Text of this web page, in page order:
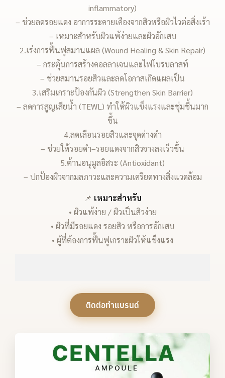
inflammatory)
– ช่วยลดรอยแดง อาการระคายเคืองจากสิวหรือผิวไวต่อสิ่งเร้า
– เหมาะสำหรับผิวแพ้ง่ายและผิวอักเสบ
2.เร่งการฟื้นฟูสมานแผล (Wound Healing & Skin Repair)
– กระตุ้นการสร้างคอลลาเจนและไฟโบรบลาสท์
– ช่วยสมานรอยสิวและลดโอกาสเกิดแผลเป็น
3.เสริมเกราะป้องกันผิว (Strengthen Skin Barrier)
– ลดการสูญเสียน้ำ (TEWL) ทำให้ผิวแข็งแรงและชุ่มชื้นมาก
ขึ้น
4.ลดเลือนรอยสิวและจุดด่างดำ
– ช่วยให้รอยดำ–รอยแดงจากสิวจางลงเร็วขึ้น
5.ต้านอนุมูลอิสระ (Antioxidant)
– ปกป้องผิวจากมลภาวะและความเครียดทางสิ่งแวดล้อม
📌 เหมาะสำหรับ
• ผิวแพ้ง่าย / ผิวเป็นสิวง่าย
• ผิวที่มีรอยแดง รอยสิว หรือการอักเสบ
• ผู้ที่ต้องการฟื้นฟูเกราะผิวให้แข็งแรง
ติดต่อทำแบรนด์